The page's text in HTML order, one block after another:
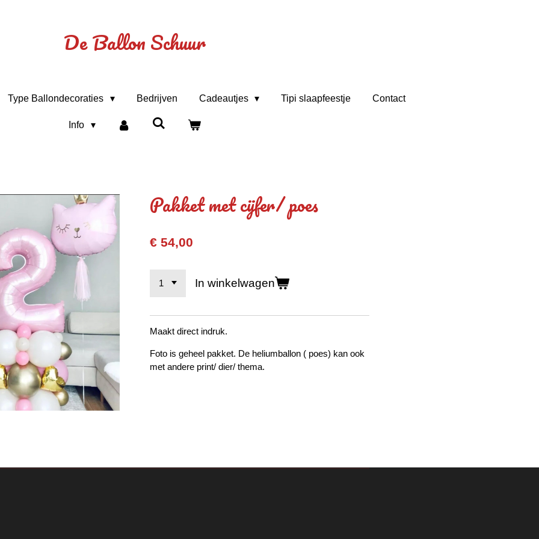
De Ballon Schuur
Type Ballondecoraties Bedrijven Cadeautjes Tipi slaapfeestje Contact
Info
Pakket met cijfer/ poes
€ 54,00
In winkelwagen
Maakt direct indruk.
Foto is geheel pakket. De heliumballon ( poes) kan ook
met andere print/ dier/ thema.